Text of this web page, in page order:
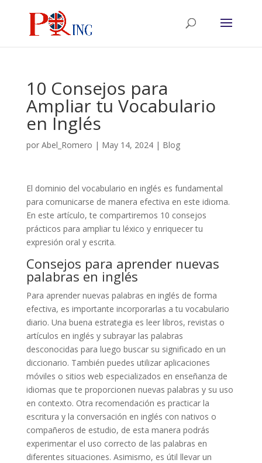
10 Consejos para
Ampliar tu Vocabulario
en Inglés
por Abel_Romero | May 14, 2024| Blog
El dominio del vocabulario en inglés es fundamental
para comunicarse de manera efectiva en este idioma.
En este artículo, te compartiremos 10 consejos
prácticos para ampliar tu léxico y enriquecer tu
expresión oral y escrita.
Consejos para aprender nuevas
palabras en inglés
Para aprender nuevas palabras en inglés de forma
efectiva, es importante incorporarlas a tu vocabulario
diario. Una buena estrategia es leer libros, revistas o
artículos en inglés y subrayar las palabras
desconocidas para luego buscar su significado en un
diccionario. También puedes utilizar aplicaciones
móviles o sitios web especializados en enseñanza de
idiomas que te proporcionen nuevas palabras y su uso
en contexto. Otra recomendación es practicar la
escritura y la conversación en inglés con nativos o
compañeros de estudio, de esta manera podrás
experimentar el uso correcto de las palabras en
diferentes situaciones. Asimismo, es útil llevar un